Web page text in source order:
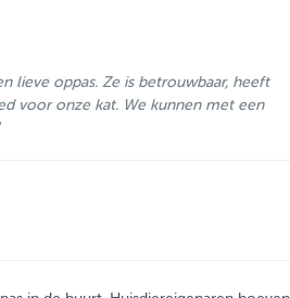
lieve oppas. Ze is betrouwbaar, heeft
voor onze kat. We kunnen met een